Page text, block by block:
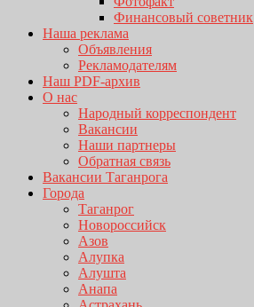
Финансовый советник
Наша реклама
Объявления
Рекламодателям
Наш PDF-архив
О нас
Народный корреспондент
Вакансии
Наши партнеры
Обратная связь
Вакансии Таганрога
Города
Таганрог
Новороссийск
Азов
Алупка
Алушта
Анапа